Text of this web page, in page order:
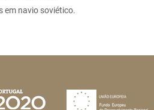
em navio soviético.